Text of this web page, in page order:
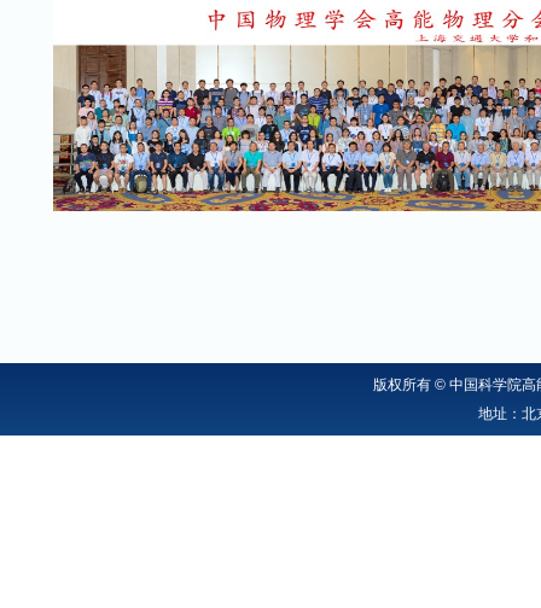
版权所有 © 中国科学院
地址：